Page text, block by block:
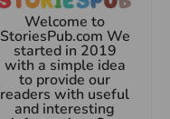
Welcome to
StoriesPub.com We
started in 2019
with a simple idea
to provide our
readers with useful
and interesting